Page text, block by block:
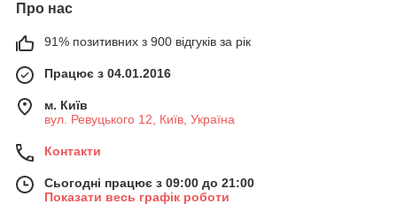
Про нас
91% позитивних з 900 відгуків за рік
Працює з 04.01.2016
м. Київ
вул. Ревуцького 12, Київ, Україна
Контакти
Сьогодні працює з 09:00 до 21:00
Показати весь графік роботи